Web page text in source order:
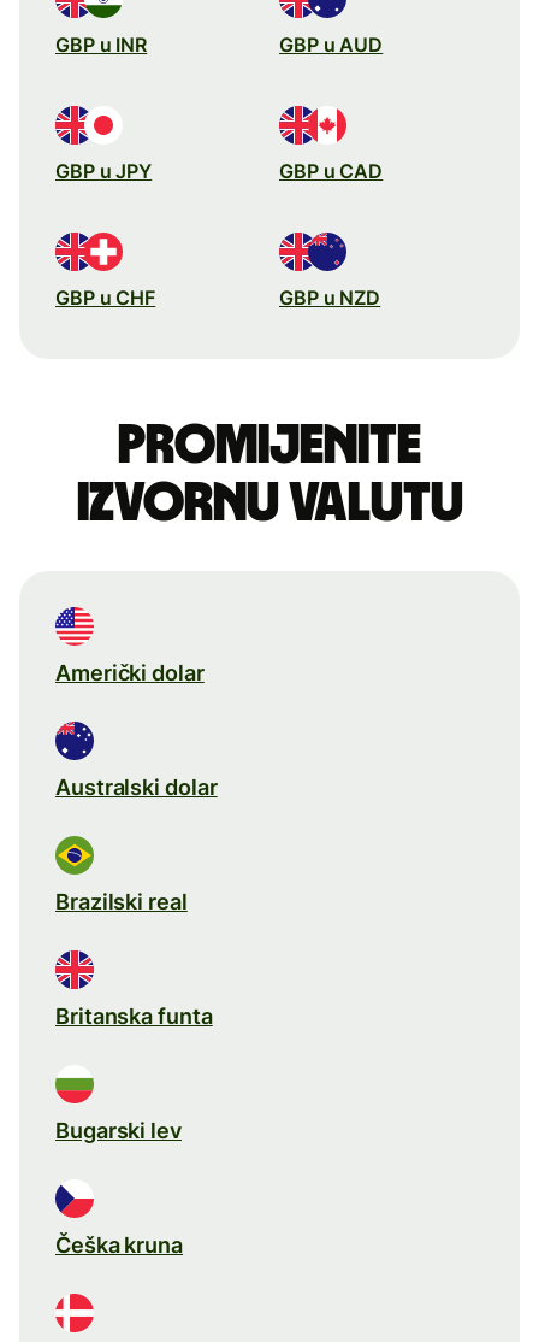
GBP u INR GBP u AUD
GBP u JPY GBP u CAD
GBP u CHF GBP u NZD
Promijenite
izvornu valutu
Američki dolar
Australski dolar
Brazilski real
Britanska funta
Bugarski lev
Češka kruna